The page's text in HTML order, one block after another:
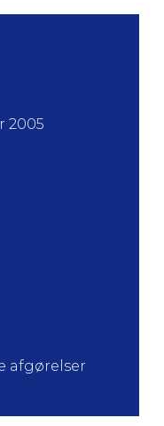
2005
afgørelser